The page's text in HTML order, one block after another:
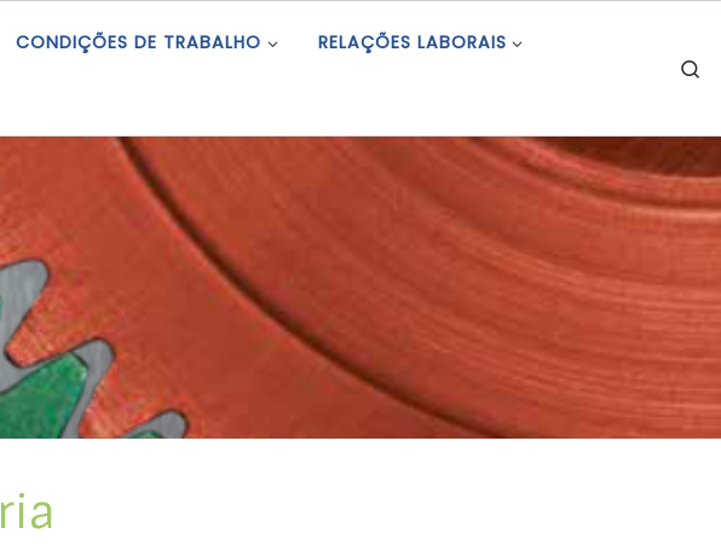
CONDIÇÕES DE TRABALHO RELAÇÕES LABORAIS